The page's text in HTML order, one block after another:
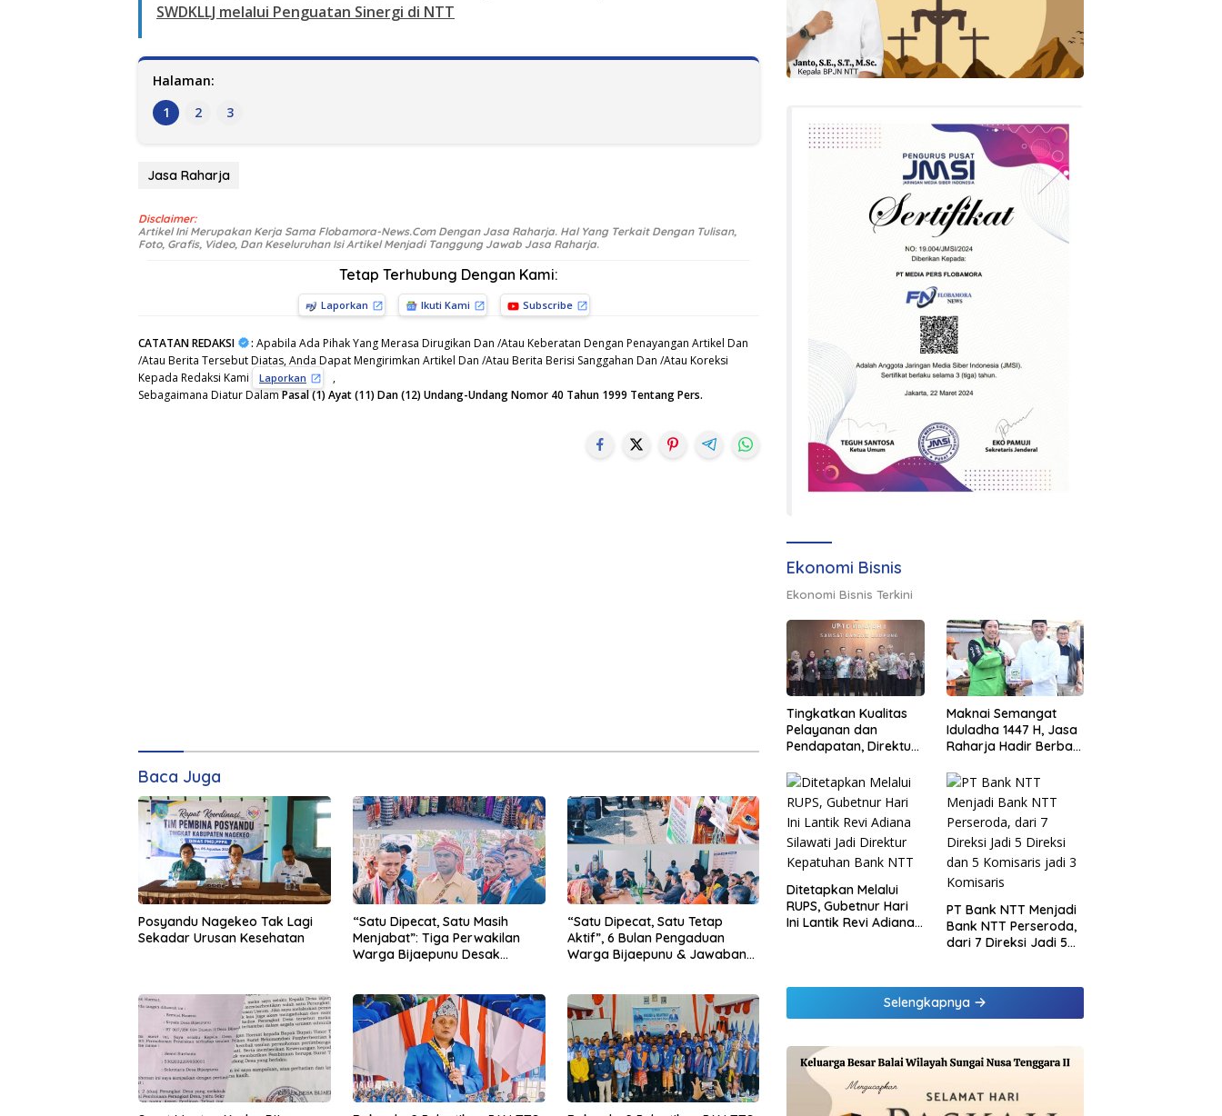
SWDKLLJ melalui Penguatan Sinergi di NTT
Halaman:
1
2 3
Jasa Raharja
Disclaimer:
Artikel Ini Merupakan Kerja Sama Flobamora-News.Com Dengan Jasa Raharja. Hal Yang Terkait Dengan Tulisan,
Foto, Grafis, Video, Dan Keseluruhan Isi Artikel Menjadi Tanggung Jawab Jasa Raharja.
Tetap Terhubung Dengan Kami:
Laporkan Ikuti Kami Subscribe
CATATAN REDAKSI : Apabila Ada Pihak Yang Merasa Dirugikan Dan /Atau Keberatan Dengan Penayangan Artikel Dan
/Atau Berita Tersebut Diatas, Anda Dapat Mengirimkan Artikel Dan /Atau Berita Berisi Sanggahan Dan /Atau Koreksi
Kepada Redaksi Kami
Laporkan
,
Sebagaimana Diatur DalamPasal (1) Ayat (11) Dan (12) Undang-Undang Nomor 40 Tahun 1999 Tentang Pers.
Baca Juga
Posyandu Nagekeo Tak Lagi
Sekadar Urusan Kesehatan
“Satu Dipecat, Satu Masih
Menjabat”: Tiga Perwakilan
Warga Bijaepunu Desak
“Satu Dipecat, Satu Tetap
Aktif”, 6 Bulan Pengaduan
Warga Bijaepunu & Jawaban
Ekonomi Bisnis
Ekonomi Bisnis Terkini
Tingkatkan Kualitas
Pelayanan dan
Pendapatan, Direktur
Raharja Berikan
Pembinaan di
Lampung dan Tinjau
Samsat Rajabasa
Maknai Semangat
Iduladha 1447 H, Jasa
Raharja Hadir Berbagi
melalui Penyaluran
Paket Daging Kurban
Ditetapkan Melalui
RUPS, Gubetnur Hari
Ini Lantik Revi Adiana
PT Bank NTT Menjadi
Bank NTT Perseroda,
dari 7 Direksi Jadi 5
Komisaris
Selengkapnya